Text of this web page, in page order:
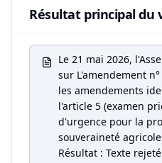
Résultat principal du
Le 21 mai 2026,
sur L'amendement
les amendements
l'article 5 (examen
d'urgence pour la
souveraineté
Résultat : Texte